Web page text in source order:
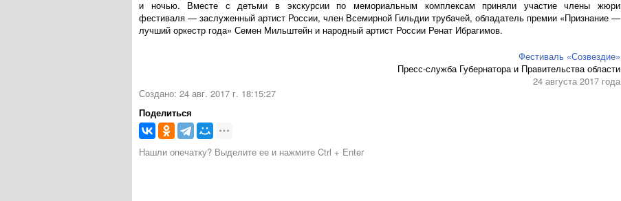
и ночью. Вместе с детьми в экскурсии по мемориальным комплексам приняли участие члены жюри
фестиваля — заслуженный артист России, член Всемирной Гильдии трубачей, обладатель премии «Признание —
лучший оркестр года» Семен Мильштейн и народный артист России Ренат Ибрагимов.
Фестиваль «Созвездие»
Пресс-служба Губернатора и Правительства области
24 августа 2017 года
Создано: 24 авг. 2017 г. 18:15:27
Поделиться
Нашли опечатку? Выделите ее и нажмите Ctrl + Enter